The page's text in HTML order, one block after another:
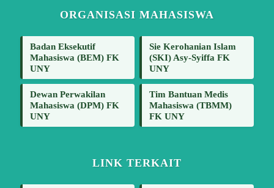
ORGANISASI MAHASISWA
Badan Eksekutif
Mahasiswa (BEM) FK
UNY
Sie Kerohanian Islam
(SKI) Asy-Syiffa FK
UNY
Dewan Perwakilan
Mahasiswa (DPM) FK
UNY
Tim Bantuan Medis
Mahasiswa (TBMM)
FK UNY
LINK TERKAIT